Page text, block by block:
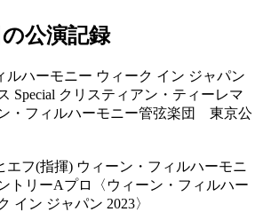
公演記録
ルハーモニー ウィーク イン ジャパン
Special クリスティアン・ティーレマ
・フィルハーモニー管弦楽団 東京公
エフ(指揮) ウィーン・フィルハーモニ
トリーAプロ〈ウィーン・フィルハー
イン ジャパン 2023〉